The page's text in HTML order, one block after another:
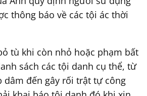
thông báo về các tội ác thời
tù khi còn nhỏ hoặc phạm bất
sách các tội danh cụ thể, từ
dâm đến gây rối trật tự công